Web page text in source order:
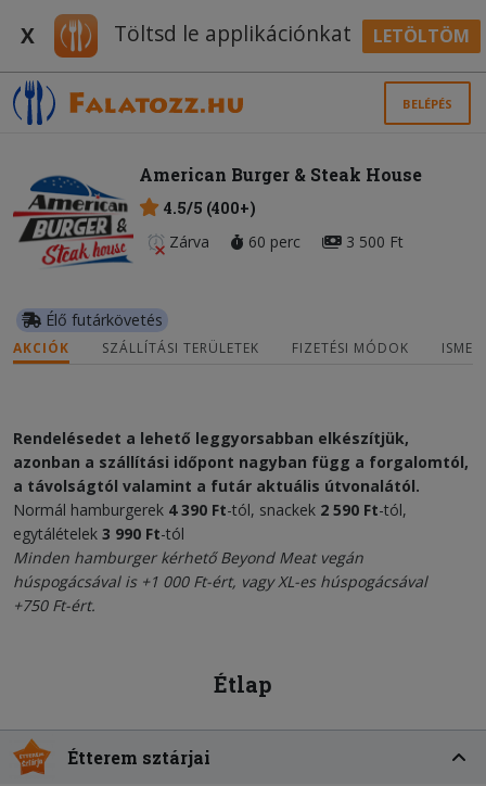
X Töltsd le applikációnkat LETÖLTÖM
BELÉPÉS
American Burger & Steak House
4.5/5 (400+)
Zárva
60 perc 3 500 Ft
Élő futárkövetés
AKCIÓK SZÁLLÍTÁSI TERÜLETEK FIZETÉSI MÓDOK
Rendelésedet a lehető leggyorsabban elkészítjük,
azonban a szállítási időpont nagyban függ a forgalomtól,
a távolságtól valamint a futár aktuális útvonalától.
Normál hamburgerek 4 390 Ft-tól, snackek 2 590 Ft-tól,
egytálételek 3 990 Ft-tól
Minden hamburger kérhetőBeyond Meat vegán
húspogácsávalis +1 000 Ft-ért, vagy XL-es húspogácsával
+750 Ft-ért.
Étlap
Étterem sztárjai